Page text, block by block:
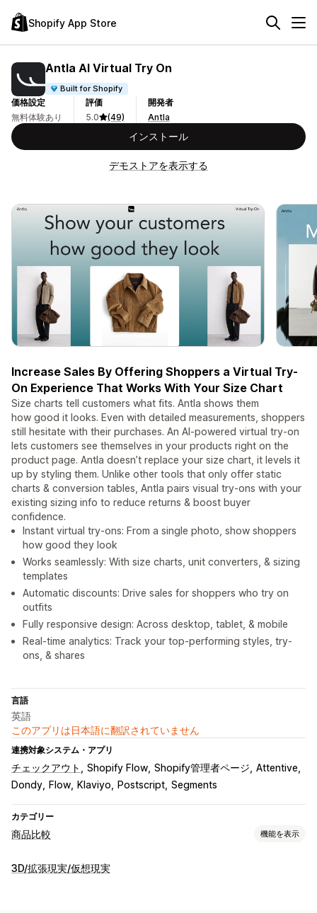
Shopify App Store
Antla AI Virtual Try On
Built for Shopify
価格設定
無料体験あり
評価
5.0
(49)
開発者
Antla
インストール
デモストアを表示する
Increase Sales By Offering Shoppers a Virtual Try-
On Experience That Works With Your Size Chart
Size charts tell customers what fits. Antla shows them
how good it looks. Even with detailed measurements, shoppers
still hesitate with their purchases. An AI-powered virtual try-on
lets customers see themselves in your products right on the
product page. Antla doesn’t replace your size chart, it levels it
up by styling them. Unlike other tools that only offer static
charts & conversion tables, Antla pairs visual try-ons with your
existing sizing info to reduce returns & boost buyer
confidence.
Instant virtual try-ons: From a single photo, show shoppers
how good they look
Works seamlessly: With size charts, unit converters, & sizing
templates
Automatic discounts: Drive sales for shoppers who try on
outfits
Fully responsive design: Across desktop, tablet, & mobile
Real-time analytics: Track your top-performing styles, try-
ons, & shares
言語
英語
このアプリは日本語に翻訳されていません
連携対象システム・アプリ
チェックアウト Shopify Flow Shopify管理者ページ Attentive
Dondy
Flow Klaviyo Postscript Segments
カテゴリー
商品比較 機能を表示
比較ツール
3D/拡張現実/仮想現実